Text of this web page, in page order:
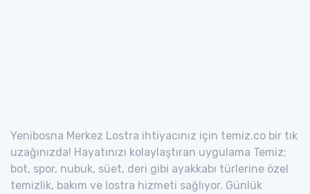
Yenibosna Merkez Lostra ihtiyacınız için temiz.co bir tık
uzağınızda! Hayatınızı kolaylaştıran uygulama Temiz;
bot, spor, nubuk, süet, deri gibi ayakkabı türlerine özel
temizlik, bakım ve lostra hizmeti sağlıyor. Günlük